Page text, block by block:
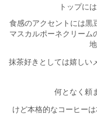
トップに
食感のアクセントには黒
マスカルポーネクリーム
抹茶好きとしては嬉しい
何となく頼
けど本格的なコーヒー